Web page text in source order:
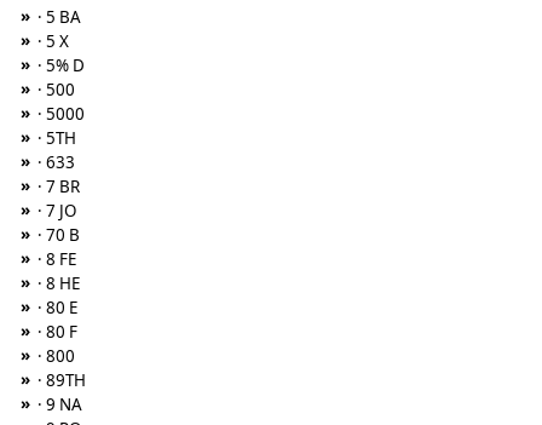
» · 5 BA
» · 5 X
» · 5% D
» · 500
» · 5000
» · 5TH
» · 633
» · 7 BR
» · 7 JO
» · 70 B
» · 8 FE
» · 8 HE
» · 80 E
» · 80 F
» · 800
» · 89TH
» · 9 NA